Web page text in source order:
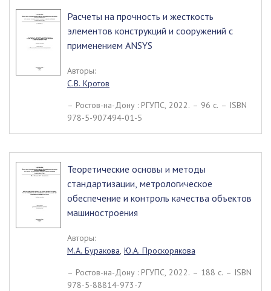
Расчеты на прочность и жесткость
элементов конструкций и сооружений с
применением ANSYS
Авторы:
С.В. Кротов
– Ростов-на-Дону : РГУПС, 2022. – 96 c. – ISBN
978-5-907494-01-5
Теоретические основы и методы
стандартизации, метрологическое
обеспечение и контроль качества объектов
машиностроения
Авторы:
М.А. Буракова, Ю.А. Проскорякова
– Ростов-на-Дону : РГУПС, 2022. – 188 c. – ISBN
978-5-88814-973-7